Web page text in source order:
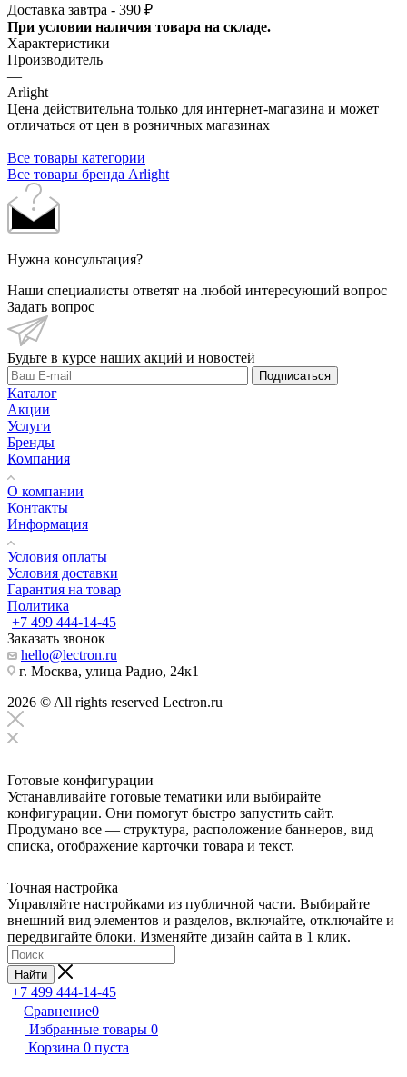
Доставка завтра - 390 ₽
При условии наличия товара на складе.
Характеристики
Производитель
—
Arlight
Цена действительна только для интернет-магазина и может
отличаться от цен в розничных магазинах
Все товары категории
Все товары бренда Arlight
Нужна консультация?
Наши специалисты ответят на любой интересующий вопрос
Задать вопрос
Будьте в курсе наших акций и новостей
Подписаться
Каталог
Акции
Услуги
Бренды
Компания
О компании
Контакты
Информация
Условия оплаты
Условия доставки
Гарантия на товар
Политика
+7 499 444-14-45
Заказать звонок
hello@lectron.ru
г. Москва, улица Радио, 24к1
2026 © All rights reserved Lectron.ru
Готовые конфигурации
Устанавливайте готовые тематики или выбирайте
конфигурации. Они помогут быстро запустить сайт.
Продумано все — структура, расположение баннеров, вид
списка, отображение карточки товара и текст.
Точная настройка
Управляйте настройками из публичной части. Выбирайте
внешний вид элементов и разделов, включайте, отключайте и
передвигайте блоки. Изменяйте дизайн сайта в 1 клик.
Найти
+7 499 444-14-45
Сравнение0
Избранные товары 0
Корзина 0 пуста